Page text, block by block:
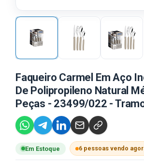
Faqueiro Carmel Em Aço
De Polipropileno Natural
Peças - 23499/022 -
Em Estoque 6 pessoas vendo